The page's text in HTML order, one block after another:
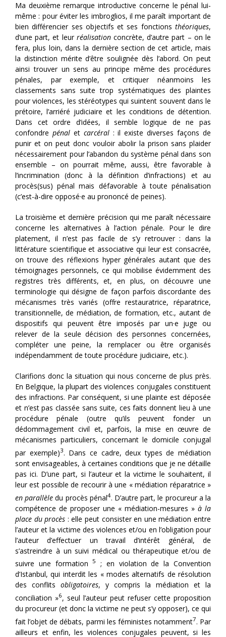
Ma deuxième remarque introductive concerne le pénal lui-
même : pour éviter les imbroglios, il me paraît important de
bien différencier ses objectifs et ses fonctions théoriques,
d’une part, et leur réalisationconcrète, d’autre part – on le
fera, plus loin, dans la dernière section de cet article, mais
la distinction mérite d’être soulignée dès l’abord. On peut
ainsi trouver un sens au principe même des procédures
pénales, par exemple, et critiquer néanmoins les
classements sans suite trop systématiques des plaintes
pour violences, les stéréotypes qui suintent souvent dans le
prétoire, l’arriéré judiciaire et les conditions de détention.
Dans cet ordre d’idées, il semble logique de ne pas
confondre pénalet carcéral: il existe diverses façons de
punir et on peut donc vouloir abolir la prison sans plaider
nécessairement pour l’abandon du système pénal dans son
ensemble – on pourrait même, aussi, être favorable à
l’incrimination (donc à la définition d’infractions) et au
procès(sus) pénal mais défavorable à toute pénalisation
(c’est-à-dire opposé·e au prononcé de peines).
La troisième et dernière précision qui me paraît nécessaire
concerne les alternatives à l’action pénale. Pour le dire
platement, il n’est pas facile de s’y retrouver : dans la
littérature scientifique et associative qui leur est consacrée,
on trouve des réflexions hyper générales autant que des
témoignages personnels, ce qui mobilise évidemment des
registres très différents, et, en plus, on découvre une
terminologie qui désigne de façon parfois discordante des
mécanismes très variés (offre restauratrice, réparatrice,
transitionnelle, de médiation, de formation, etc., autant de
dispositifs qui peuvent être imposés par un·e juge ou
relever de la seule décision des personnes concernées,
compléter une peine, la remplacer ou être organisés
indépendamment de toute procédure judiciaire, etc.).
Clarifions donc la situation qui nous concerne de plus près.
En Belgique, la plupart des violences conjugales constituent
des infractions. Par conséquent, si une plainte est déposée
et n’est pas classée sans suite, ces faits donnent lieu à une
procédure pénale (outre qu’ils peuvent fonder un
dédommagement civil et, parfois, la mise en œuvre de
mécanismes particuliers, concernant le domicile conjugal
par exemple)3. Dans ce cadre, deux types de médiation
sont envisageables, à certaines conditions que je ne détaille
pas ici. D’une part, si l’auteur et la victime le souhaitent, il
leur est possible de recourir à une « médiation réparatrice »
en parallèle du procès pénal4. D’autre part, le procureur a la
compétence de proposer une « médiation-mesures » à la
place du procès : elle peut consister en une médiation entre
l’auteur et la victime des violences et/ou en l’obligation pour
l’auteur d’effectuer un travail d’intérêt général, de
s’astreindre à un suivi médical ou thérapeutique et/ou de
suivre une formation5
; en violation de la Convention
d’Istanbul, qui interdit les « modes alternatifs de résolution
des conflits obligatoires, y compris la médiation et la
conciliation »6, seul l’auteur peut refuser cette proposition
du procureur (et donc la victime ne peut s’y opposer), ce qui
fait l’objet de débats, parmi les féministes notamment7. Par
ailleurs et enfin, les violences conjugales peuvent, si les